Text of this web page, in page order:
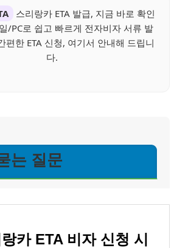
스리랑카 ETA 발급, 지금 바로 확인
/PC로 쉽고 빠르게 전자비자 서류 발
편한 ETA 신청, 여기서 안내해 드립니
다.
는 질문
카 ETA 비자 신청 시